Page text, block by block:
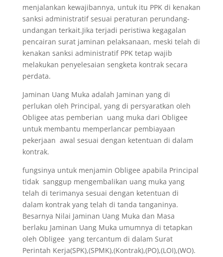
menjalankan kewajibannya, untuk itu PPK di kenakan
sanksi administratif sesuai peraturan perundang-
undangan terkait.Jika terjadi peristiwa kegagalan
pencairan surat jaminan pelaksanaan, meski telah di
kenakan sanksi administratif PPK tetap wajib
melakukan penyelesaian sengketa kontrak secara
perdata.
Jaminan Uang Muka adalah Jaminan yang di
perlukan oleh Principal, yang di persyaratkan oleh
Obligee atas pemberian uang muka dari Obligee
untuk membantu memperlancar pembiayaan
pekerjaan awal sesuai dengan ketentuan di dalam
kontrak.
fungsinya untuk menjamin Obligee apabila Principal
tidak sanggup mengembalikan uang muka yang
telah di terimanya sesuai dengan ketentuan di
dalam kontrak yang telah di tanda tanganinya.
Besarnya Nilai Jaminan Uang Muka dan Masa
berlaku Jaminan Uang Muka umumnya di tetapkan
oleh Obligee yang tercantum di dalam Surat
Perintah Kerja(SPK),(SPMK),(Kontrak),(PO),(LOI),(WO).